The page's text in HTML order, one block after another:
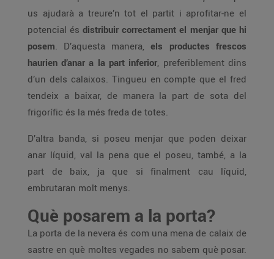
us ajudarà a treure’n tot el partit i aprofitar-ne el
potencial és distribuir correctament el menjar que hi
posem. D’aquesta manera, els productes frescos
haurien d’anar a la part inferior, preferiblement dins
d’un dels calaixos. Tingueu en compte que el fred
tendeix a baixar, de manera la part de sota del
frigorífic és la més freda de totes.
D’altra banda, si poseu menjar que poden deixar
anar líquid, val la pena que el poseu, també, a la
part de baix, ja que si finalment cau líquid,
embrutaran molt menys.
Què posarem a la porta?
La porta de la nevera és com una mena de calaix de
sastre en què moltes vegades no sabem què posar.